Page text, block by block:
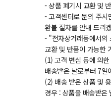
- 상품 폐기시 교환 및
- 고객센터로 문의 주시
환불 절차를 안내 드리
- "전자상거래등에서의
교환 및 반품이 가능한
(1) 고객 변심 등에 의
배송받은 날로부터 7일
(2) 배송 받은 상품 및
경우 : 상품을 배송받은